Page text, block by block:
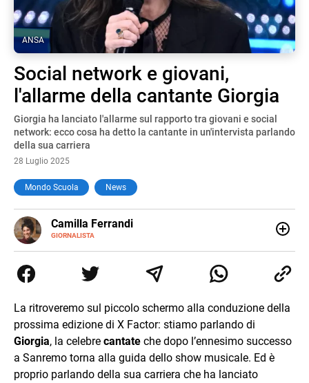
ANSA
Social network e giovani,
l'allarme della cantante Giorgia
Giorgia ha lanciato l'allarme sul rapporto tra giovani e social
network: ecco cosa ha detto la cantante in un'intervista parlando
della sua carriera
28 Luglio 2025
Mondo Scuola News
Camilla Ferrandi
GIORNALISTA
E-
MAIL
LINKEDIN
di trasformare la passione per la scrittura in un lavoro, e
da lì non mi sono più fermata. L’attualità è il mio pane
mente.
La ritroveremo sul piccolo schermo alla conduzione della
prossima edizione di X Factor: stiamo parlando di
Giorgia, la celebre cantate che dopo l’ennesimo successo
a Sanremo torna alla guida dello show musicale. Ed è
proprio parlando della sua carriera che ha lanciato